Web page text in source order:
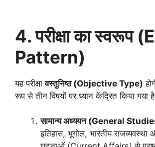
4. परीक्षा का स्वरूप
Pattern)
यह परीक्षावस्तुनिष्ठ (Objective Type)
रूप से तीन विषयों पर ध्यान केंद्रित किया गया
सामान्य अध्ययन (General
इतिहास, भूगोल, भारतीय